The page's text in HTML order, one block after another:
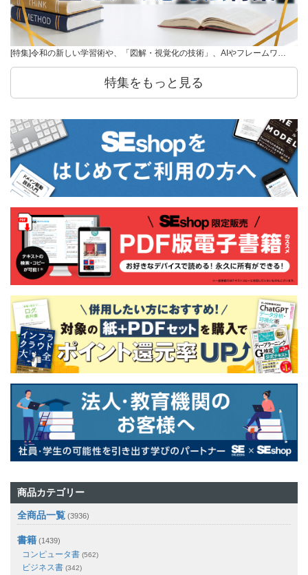
[特集]令和の新しい学習術や、「図解・視覚化の技術」、AIやフレームワ…
特集をもっと見る
商品カテゴリー
全商品一覧 (3936)
書籍 (1439)
コンピュータ書 (562)
ビジネス書 (342)